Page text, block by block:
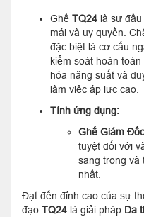
Ghế TQ24 là sự
mái và uy quyền.
đặc biệt là cơ cấu
kiểm soát hoàn
hóa năng suất và
làm việc áp lực cao.
Tính ứng dụng:
Ghế Giám
tuyệt đối với
sang trọng và
nhất.
Đạt đến đỉnh cao của sự
đạo TQ24 là giải pháp Da